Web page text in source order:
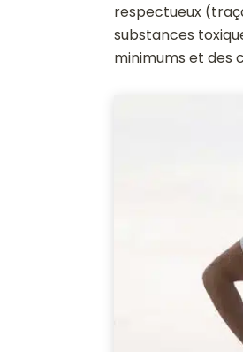
respectueux
substances
minimums et des